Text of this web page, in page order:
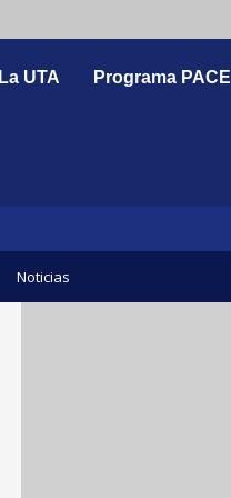
La UTA Programa PACE
Noticias